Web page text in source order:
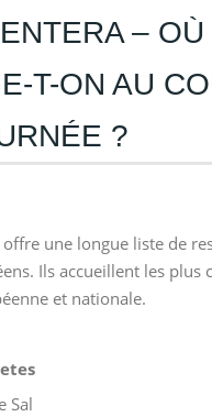
– OÙ
T-ON AU
?
une longue liste de
Ils accueillent les plus
et nationale.
Sal